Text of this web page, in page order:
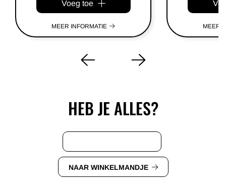
Voeg toe
MEER INFORMATIE MEER
HEB JE ALLES?
NAAR WINKELMANDJE